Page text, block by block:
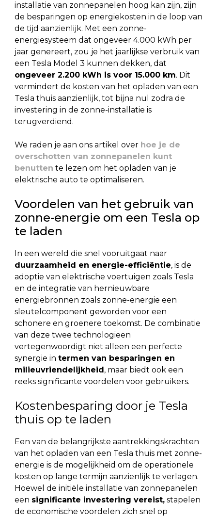
installatie van zonnepanelen hoog kan zijn, zijn
de besparingen op energiekosten in de loop van
de tijd aanzienlijk. Met een zonne-
energiesysteem dat ongeveer 4.000 kWh per
jaar genereert, zou je het jaarlijkse verbruik van
een Tesla Model 3 kunnen dekken, dat
ongeveer 2.200 kWh is voor 15.000 km. Dit
vermindert de kosten van het opladen van een
Tesla thuis aanzienlijk, tot bijna nul zodra de
investering in de zonne-installatie is
terugverdiend.
We raden je aan ons artikel over hoe je de
overschotten van zonnepanelen kunt
benutten te lezen om het opladen van je
elektrische auto te optimaliseren.
Voordelen van het gebruik van
zonne-energie om een Tesla op
te laden
In een wereld die snel vooruitgaat naar
duurzaamheid en energie-efficiëntie, is de
adoptie van elektrische voertuigen zoals Tesla
en de integratie van hernieuwbare
energiebronnen zoals zonne-energie een
sleutelcomponent geworden voor een
schonere en groenere toekomst. De combinatie
van deze twee technologieën
vertegenwoordigt niet alleen een perfecte
synergie in termen van besparingen en
milieuvriendelijkheid, maar biedt ook een
reeks significante voordelen voor gebruikers.
Kostenbesparing door je Tesla
thuis op te laden
Een van de belangrijkste aantrekkingskrachten
van het opladen van een Tesla thuis met zonne-
energie is de mogelijkheid om de operationele
kosten op lange termijn aanzienlijk te verlagen.
Hoewel de initiële installatie van zonnepanelen
een significante investering vereist, stapelen
de economische voordelen zich snel op